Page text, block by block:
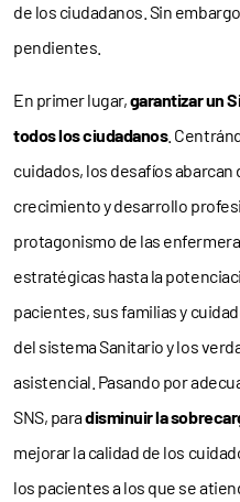
de los ciudadanos. Sin
pendientes.
En primer lugar,garantizar un
todos los ciudadanos.
cuidados, los desafíos
crecimiento y desarrollo
protagonismo de las
estratégicas hasta la
pacientes, sus familias y
del sistema Sanitario y los
asistencial. Pasando por
SNS, paradisminuir la
mejorar la calidad de los
los pacientes a los que se